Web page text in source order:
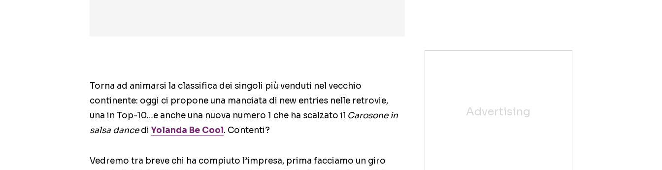
Torna ad animarsi la classifica dei singoli più venduti nel vecchio
continente: oggi ci propone una manciata di new entries nelle retrovie,
una in Top-10…e anche una nuova numero 1 che ha scalzato il Carosone in
salsa dancedi Yolanda Be Cool. Contenti?
Vedremo tra breve chi ha compiuto l’impresa, prima facciamo un giro